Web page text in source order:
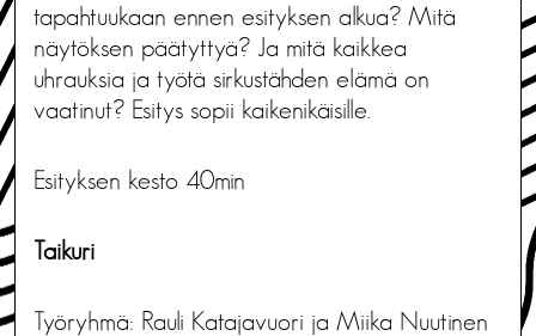
tapahtuukaan ennen esityksen alkua? Mitä
näytöksen päätyttyä? Ja mitä kaikkea
uhrauksia ja työtä sirkustähden elämä on
vaatinut? Esitys sopii kaikenikäisille.
Esityksen kesto 40min
Taikuri
Työryhmä: Rauli Katajavuori ja Miika Nuutinen